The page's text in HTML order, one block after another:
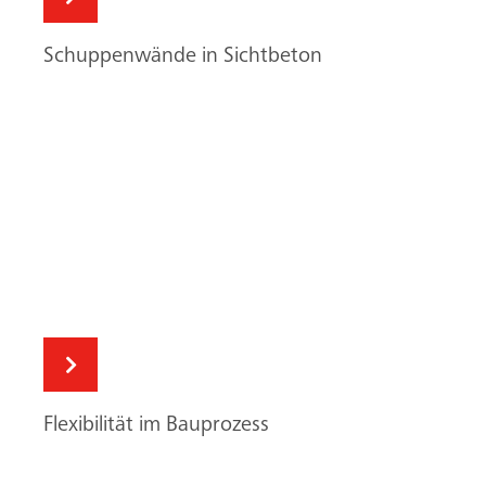
Schuppenwände in Sichtbeton
Flexibilität im Bauprozess